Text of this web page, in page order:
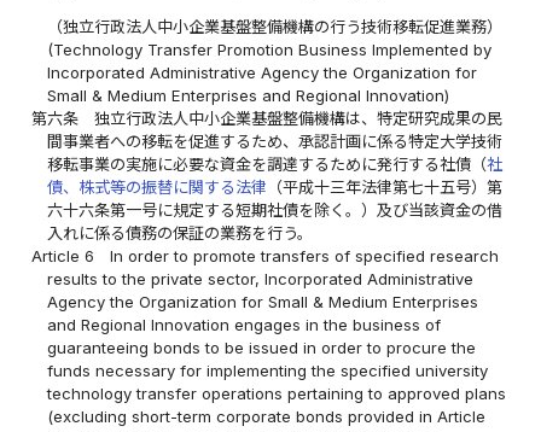
（独立行政法人中小企業基盤整備機構の行う技術移転促進業務）
(Technology Transfer Promotion Business Implemented by
Incorporated Administrative Agency the Organization for
Small & Medium Enterprises and Regional Innovation)
第六条
独立行政法人中小企業基盤整備機構は、特定研究成果の民
間事業者への移転を促進するため、承認計画に係る特定大学技術
移転事業の実施に必要な資金を調達するために発行する社債（社
債、株式等の振替に関する法律 （平成十三年法律第七十五号）第
六十六条第一号に規定する短期社債を除く。）及び当該資金の借
入れに係る債務の保証の業務を行う。
Article 6
In order to promote transfers of specified research
results to the private sector, Incorporated Administrative
Agency the Organization for Small & Medium Enterprises
and Regional Innovation engages in the business of
guaranteeing bonds to be issued in order to procure the
funds necessary for implementing the specified university
technology transfer operations pertaining to approved plans
(excluding short-term corporate bonds provided in Article